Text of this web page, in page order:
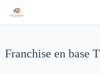
Franchise en base